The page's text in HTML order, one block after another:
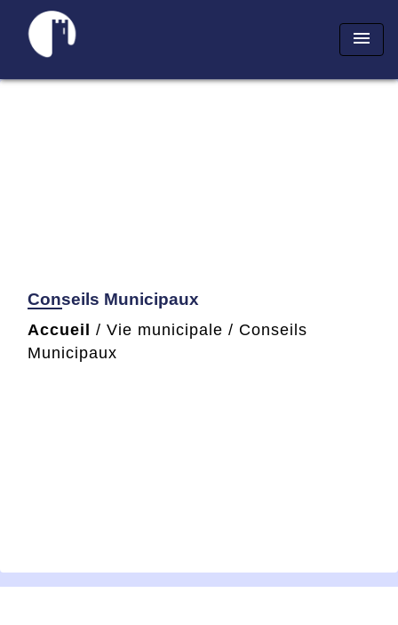
menu
Conseils Municipaux
Accueil / Vie municipale / Conseils
Municipaux